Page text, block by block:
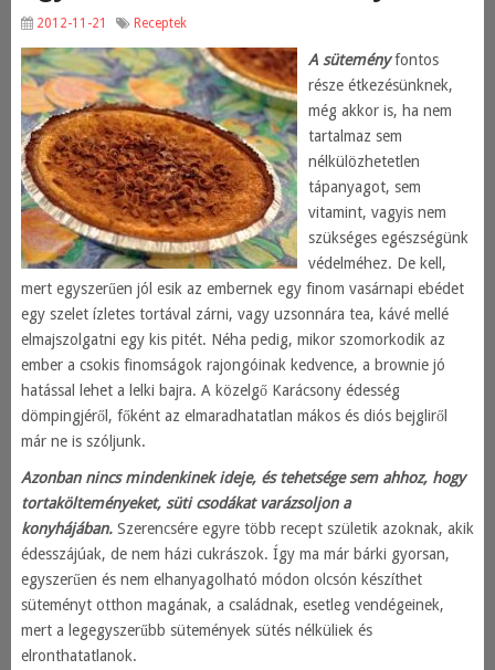
2012-11-21 Receptek
A süteményfontos
része étkezésünknek,
még akkor is, ha nem
tartalmaz sem
nélkülözhetetlen
tápanyagot, sem
vitamint, vagyis nem
szükséges egészségünk
védelméhez. De kell,
mert egyszerűen jól esik az embernek egy finom vasárnapi ebédet
egy szelet ízletes tortával zárni, vagy uzsonnára tea, kávé mellé
elmajszolgatni egy kis pitét. Néha pedig, mikor szomorkodik az
ember a csokis finomságok rajongóinak kedvence, a brownie jó
hatással lehet a lelki bajra. A közelgő Karácsony édesség
dömpingjéről, főként az elmaradhatatlan mákos és diós bejgliről
már ne is szóljunk.
Azonban nincs mindenkinek ideje, és tehetsége sem ahhoz, hogy
tortakölteményeket, süti csodákat varázsoljon a
konyhájában. Szerencsére egyre több recept születik azoknak, akik
édesszájúak, de nem házi cukrászok. Így ma már bárki gyorsan,
egyszerűen és nem elhanyagolható módon olcsón készíthet
süteményt otthon magának, a családnak, esetleg vendégeinek,
mert a legegyszerűbb sütemények sütés nélküliek és
elronthatatlanok.